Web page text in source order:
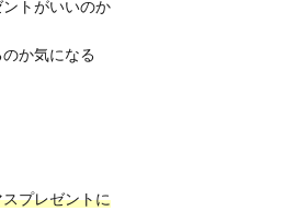
トがいいのか
か気になる
プレゼントに